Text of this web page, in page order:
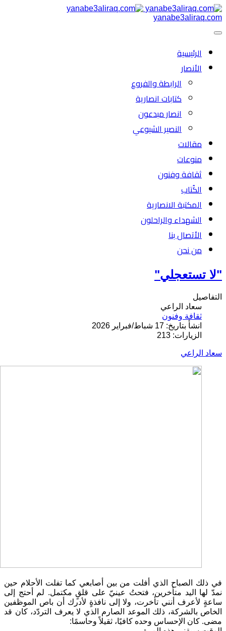
yanabe3aliraq.com
الرئیسية
الأنصار
الرابطة والفروع
كتابات انصارية
انصار مبدعون
النصیر الشیوعي
مقالات
منوعات
ثقافة وفنون
الكُتاب
المكتبة الانصارية
الشهداء والراحلون
الأتصال بنا
من نحن
"لا تستعجلي"
التفاصيل
سعاد الراعي
ثقافة وفنون
انشأ بتاريخ: 17 شباط/فبراير 2026
الزيارات: 213
سعاد الراعي
في ذلك الصباح الذي أفلت من بين أصابعي كما تفلت الأحلام حين
نمدّ لها اليد متأخرين، فتحتُ عينيّ على قلقٍ مكتمل. لم أحتج إلى
ساعةٍ لأعرف أنني تأخرت، ولا إلى نافذةٍ لأدرك أن باص الموظفين
الخاص بالشركة، ذلك الموعد الصارم الذي لا يعرف التردّد، كان قد
مضى. كان الإحساس وحده كافيًا، ثقيلاً وحاسمًا: